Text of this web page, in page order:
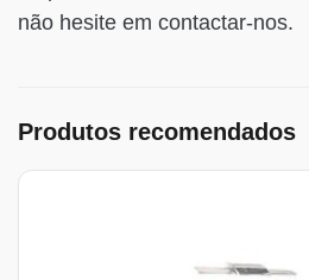
não hesite em contactar-nos.
Produtos recomendados